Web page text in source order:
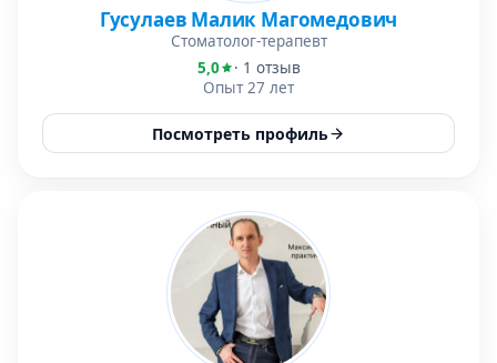
Гусулаев Малик Магомедович
Стоматолог-терапевт
5,0
· 1 отзыв
Опыт 27 лет
Посмотреть профиль